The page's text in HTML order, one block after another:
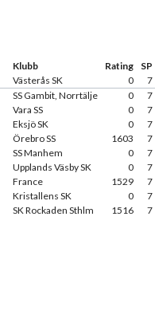
Klubb Rating SP
Västerås SK 0 7
SS Gambit, Norrtälje 0 7
Vara SS 0 7
Eksjö SK 0 7
Örebro SS 1603 7
SS Manhem 0 7
Upplands Väsby SK 0 7
France 1529 7
Kristallens SK 0 7
SK Rockaden Sthlm 1516 7